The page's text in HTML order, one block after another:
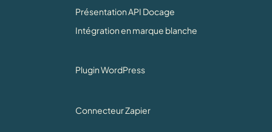
Présentation API Docage
Intégration en marque blanche
Plugin WordPress
Connecteur Zapier